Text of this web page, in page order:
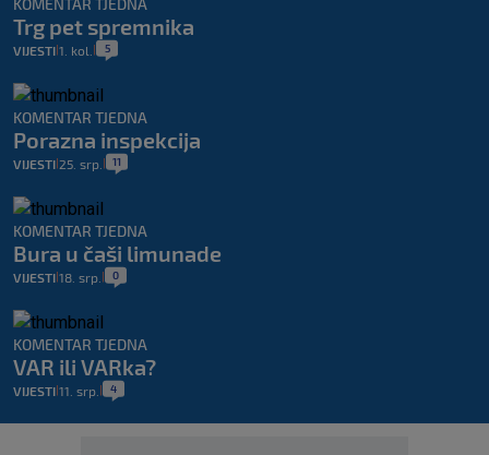
KOMENTAR TJEDNA
Trg pet spremnika
VIJESTI 1. kol. 5
KOMENTAR TJEDNA
Porazna inspekcija
VIJESTI 25. srp. 11
KOMENTAR TJEDNA
Bura u čaši limunade
VIJESTI 18. srp. 0
KOMENTAR TJEDNA
VAR ili VARka?
VIJESTI 11. srp. 4